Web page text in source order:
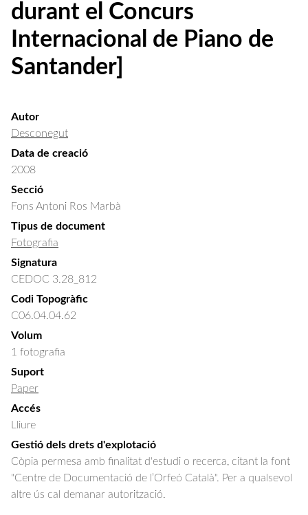
durant el Concurs
Internacional de Piano de
Santander]
Autor
Desconegut
Data de creació
2008
Secció
Fons Antoni Ros Marbà
Tipus de document
Fotografia
Signatura
CEDOC 3.28_812
Codi Topogràfic
C06.04.04.62
Volum
1 fotografia
Suport
Paper
Accés
Lliure
Gestió dels drets d'explotació
Còpia permesa amb finalitat d'estudi o recerca, citant la font
"Centre de Documentació de l’Orfeó Català". Per a qualsevol
altre ús cal demanar autorització.